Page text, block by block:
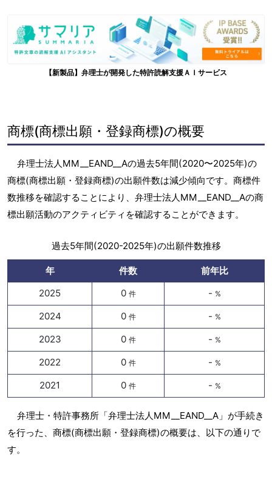
【新製品】弁理士が開発した特許読解支援ＡＩサービス
商標(商標出願・登録商標)の概要
弁理士法人MM__EAND__Aの過去5年間(2020〜2025年)の
商標(商標出願・登録商標)の出願件数は減少傾向です。商標件
数推移を確認することにより、弁理士法人MM__EAND__Aの商
標出願活動のアクティビティを確認することができます。
過去5年間(2020-2025年)の出願件数推移
年 件数
前年比
2025
0 件 - %
2024 0 件 - %
2023 0 件 - %
2022 0 件 - %
2021 0 件 - %
弁理士・特許事務所「弁理士法人MM__EAND__A」が手続き
を行った、商標(商標出願・登録商標)の概要は、以下の通りで
す。